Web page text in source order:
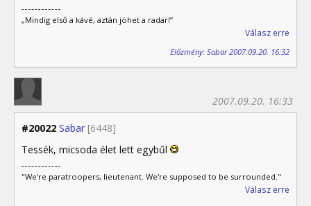
„Mindig első a kávé, aztán jöhet a radar!”
Válasz erre
Előzmény: Sabar 2007.09.20. 16:32
#20022 Sabar [6448]
2007.09.20. 16:33
Tessék, micsoda élet lett egybűl
"We're paratroopers, lieutenant. We're supposed to be surrounded."
Válasz erre